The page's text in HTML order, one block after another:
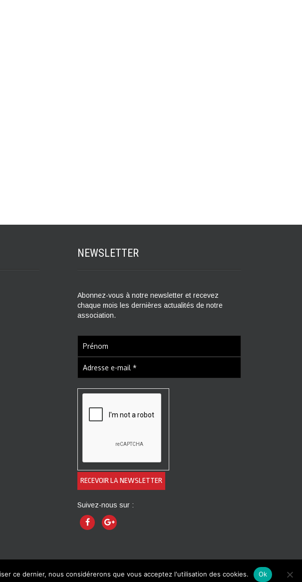
NEWSLETTER
Abonnez-vous à notre newsletter et recevez
chaque mois les dernières actualités de notre
association.
Suivez-nous sur :
ce dernier, nous considérerons que vous acceptez l'utilisation des cookies. Ok